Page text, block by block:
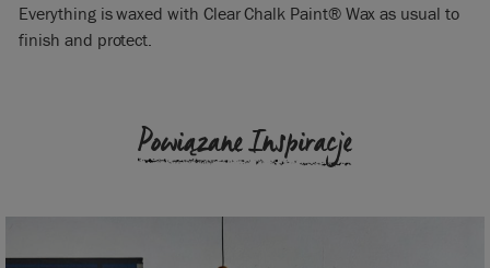
Everything is waxed with Clear Chalk Paint® Wax as usual to
finish and protect.
Powiązane Inspiracje